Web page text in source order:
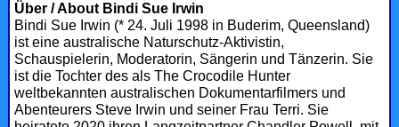
Über / About Bindi Sue Irwin
Bindi Sue Irwin (* 24. Juli 1998 in Buderim, Queensland)
ist eine australische Naturschutz-Aktivistin,
Schauspielerin, Moderatorin, Sängerin und Tänzerin. Sie
ist die Tochter des als The Crocodile Hunter
weltbekannten australischen Dokumentarfilmers und
Abenteurers Steve Irwin und seiner Frau Terri. Sie